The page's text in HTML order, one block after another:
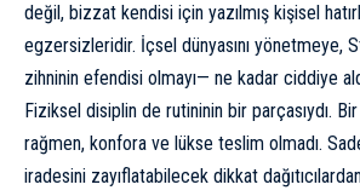
değil, bizzat kendisi için yazılmış kişisel
egzersizleridir. İçsel dünyasını yönetmeye,
zihninin efendisi olmayı— ne kadar ciddiye
Fiziksel disiplin de rutininin bir parçasıydı.
rağmen, konfora ve lükse teslim olmadı.
iradesini zayıflatabilecek dikkat